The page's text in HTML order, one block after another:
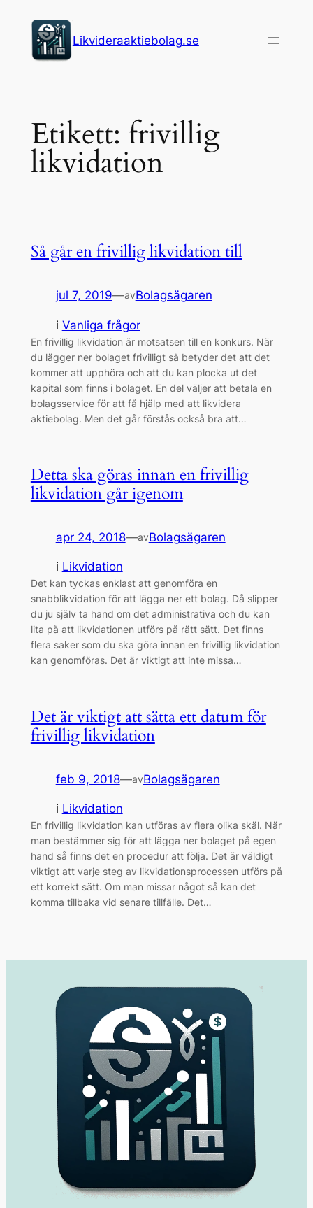
innehåll
Likvideraaktiebolag.se
Etikett: frivillig
likvidation
Så går en frivillig likvidation till
jul 7, 2019—avBolagsägaren
i Vanliga frågor
En frivillig likvidation är motsatsen till en konkurs. När
du lägger ner bolaget frivilligt så betyder det att det
kommer att upphöra och att du kan plocka ut det
kapital som finns i bolaget. En del väljer att betala en
bolagsservice för att få hjälp med att likvidera
aktiebolag. Men det går förstås också bra att…
Detta ska göras innan en frivillig
likvidation går igenom
apr 24, 2018—avBolagsägaren
i Likvidation
Det kan tyckas enklast att genomföra en
snabblikvidation för att lägga ner ett bolag. Då slipper
du ju själv ta hand om det administrativa och du kan
lita på att likvidationen utförs på rätt sätt. Det finns
flera saker som du ska göra innan en frivillig likvidation
kan genomföras. Det är viktigt att inte missa…
Det är viktigt att sätta ett datum för
frivillig likvidation
feb 9, 2018—avBolagsägaren
i Likvidation
En frivillig likvidation kan utföras av flera olika skäl. När
man bestämmer sig för att lägga ner bolaget på egen
hand så finns det en procedur att följa. Det är väldigt
viktigt att varje steg av likvidationsprocessen utförs på
ett korrekt sätt. Om man missar något så kan det
komma tillbaka vid senare tillfälle. Det…